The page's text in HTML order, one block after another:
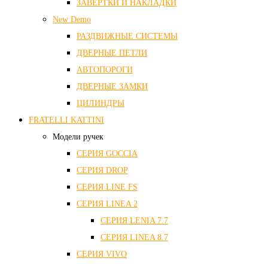
ЗАВЕРТКИ И НАКЛАДКИ
New Demo
РАЗДВИЖНЫЕ СИСТЕМЫ
ДВЕРНЫЕ ПЕТЛИ
АВТОПОРОГИ
ДВЕРНЫЕ ЗАМКИ
ЦИЛИНДРЫ
FRATELLI KATTINI
Модели ручек
СЕРИЯ GOCCIA
СЕРИЯ DROP
СЕРИЯ LINE FS
СЕРИЯ LINEA 2
СЕРИЯ LENIA 7.7
СЕРИЯ LINEA 8.7
СЕРИЯ VIVO